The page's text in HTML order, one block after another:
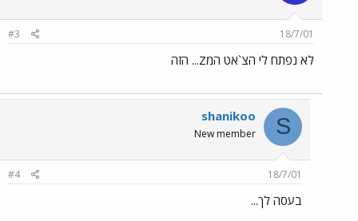
18/7/01
#3
לא נפתח לי הצ`אט המZ... הזה
S
shanikoo
New member
18/7/01
#4
בעסה לך...